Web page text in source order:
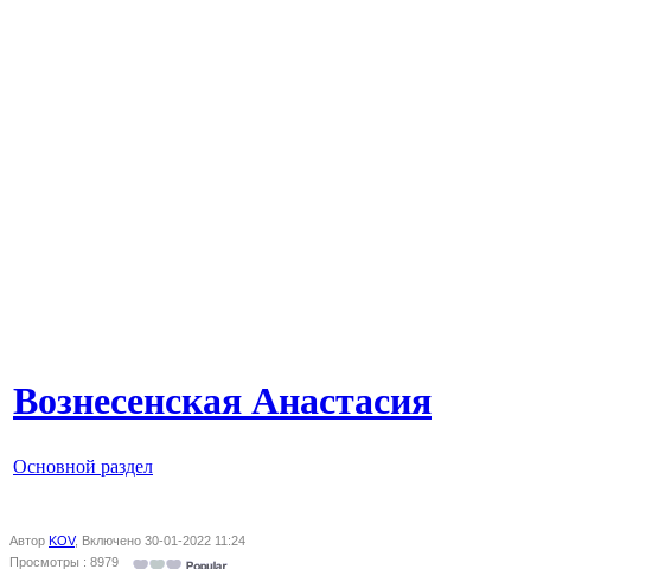
Вознесенская Анастасия
Основной раздел
Автор KOV, Включено 30-01-2022 11:24
Просмотры : 8979